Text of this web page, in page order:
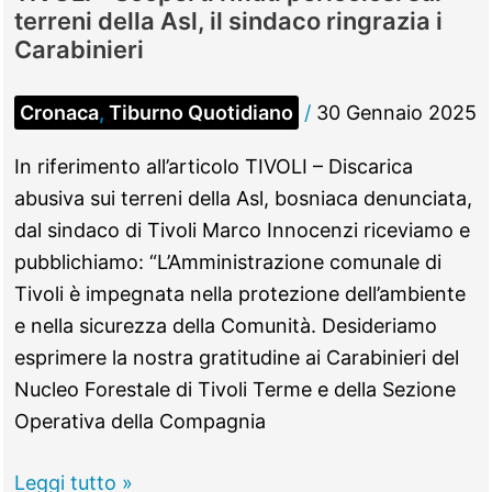
terreni della Asl, il sindaco ringrazia i
Carabinieri
Cronaca, Tiburno Quotidiano / 30 Gennaio 2025
In riferimento all’articolo TIVOLI – Discarica
abusiva sui terreni della Asl, bosniaca denunciata,
dal sindaco di Tivoli Marco Innocenzi riceviamo e
pubblichiamo: “L’Amministrazione comunale di
Tivoli è impegnata nella protezione dell’ambiente
e nella sicurezza della Comunità. Desideriamo
esprimere la nostra gratitudine ai Carabinieri del
Nucleo Forestale di Tivoli Terme e della Sezione
Operativa della Compagnia
TIVOLI
Leggi tutto »